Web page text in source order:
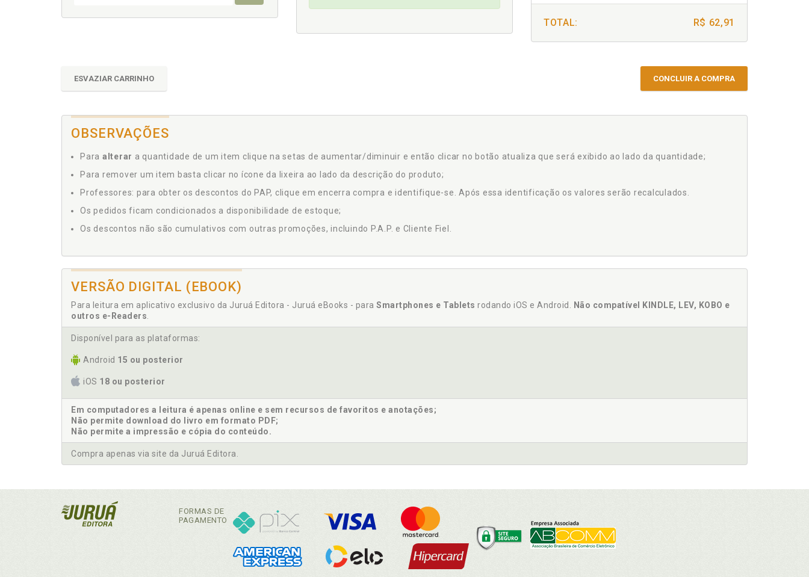
TOTAL: R$ 62,91
ESVAZIAR CARRINHO CONCLUIR A COMPRA
OBSERVAÇÕES
Para alterar a quantidade de um item clique na setas de aumentar/diminuir e então clicar no botão atualiza que será exibido ao lado da quantidade;
Para remover um item basta clicar no ícone da lixeira ao lado da descrição do produto;
Professores: para obter os descontos do PAP, clique em encerra compra e identifique-se. Após essa identificação os valores serão recalculados.
Os pedidos ficam condicionados a disponibilidade de estoque;
Os descontos não são cumulativos com outras promoções, incluindo P.A.P. e Cliente Fiel.
VERSÃO DIGITAL (EBOOK)
Para leitura em aplicativo exclusivo da Juruá Editora - Juruá eBooks - para Smartphones e Tablets rodando iOS e Android.
Não compatível KINDLE, LEV, KOBO e
outros e-Readers
Disponível para as plataformas:
Android 15 ou posterior
iOS 18 ou posterior
Em computadores a leitura é apenas online e sem recursos de favoritos e anotações;
Não permite download do livro em formato PDF;
Não permite a impressão e cópia do conteúdo.
Compra apenas via site da Juruá Editora.
FORMAS DE
PAGAMENTO